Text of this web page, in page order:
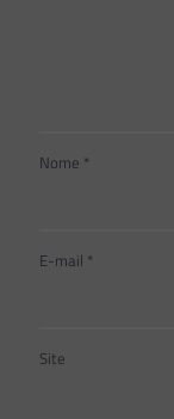
Nome *
E-mail *
Site